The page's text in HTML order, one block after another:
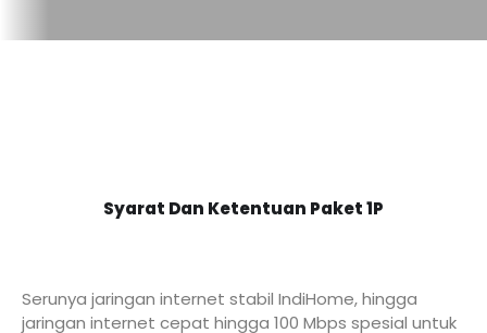
Syarat Dan Ketentuan Paket 1P
Serunya jaringan internet stabil IndiHome, hingga
jaringan internet cepat hingga 100 Mbps spesial untuk